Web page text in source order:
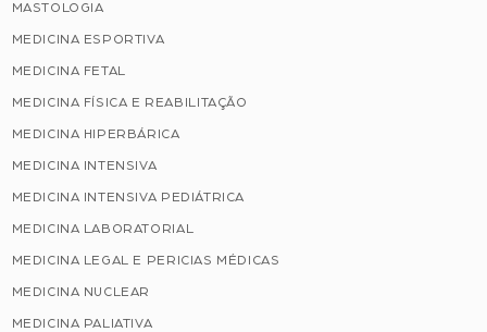
MASTOLOGIA
MEDICINA ESPORTIVA
MEDICINA FETAL
MEDICINA FÍSICA E REABILITAÇÃO
MEDICINA HIPERBÁRICA
MEDICINA INTENSIVA
MEDICINA INTENSIVA PEDIÁTRICA
MEDICINA LABORATORIAL
MEDICINA LEGAL E PERICIAS MÉDICAS
MEDICINA NUCLEAR
MEDICINA PALIATIVA